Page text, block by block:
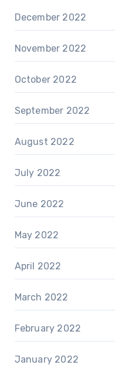
December 2022
November 2022
October 2022
September 2022
August 2022
July 2022
June 2022
May 2022
April 2022
March 2022
February 2022
January 2022